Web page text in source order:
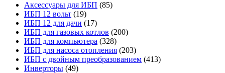
Аксессуары для ИБП (85)
ИБП 12 вольт (19)
ИБП 12 для дачи (17)
ИБП для газовых котлов (200)
ИБП для компьютера (328)
ИБП для насоса отопления (203)
ИБП с двойным преобразованием (413)
Инверторы (49)